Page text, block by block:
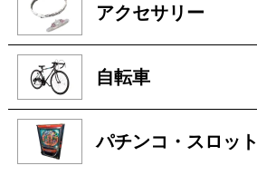
アクセサリー
自転車
パチンコ・スロット